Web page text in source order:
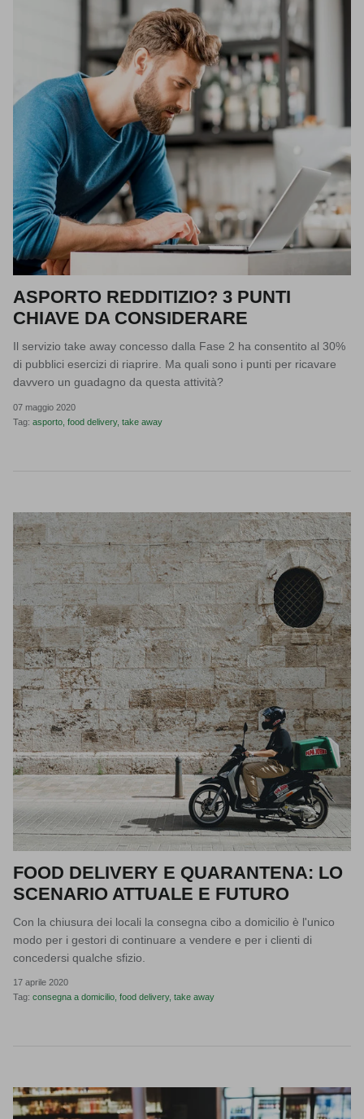
ASPORTO REDDITIZIO? 3 PUNTI
CHIAVE DA CONSIDERARE
Il servizio take away concesso dalla Fase 2 ha consentito al 30%
di pubblici esercizi di riaprire. Ma quali sono i punti per ricavare
davvero un guadagno da questa attività?
07 maggio 2020
Tag: asporto food delivery take away
FOOD DELIVERY E QUARANTENA: LO
SCENARIO ATTUALE E FUTURO
Con la chiusura dei locali la consegna cibo a domicilio è l'unico
modo per i gestori di continuare a vendere e per i clienti di
concedersi qualche sfizio.
17 aprile 2020
Tag: consegna a domicilio food delivery take away